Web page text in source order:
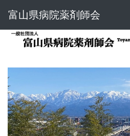
富山県病院薬剤師会